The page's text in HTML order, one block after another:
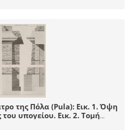
της Πόλα (Pula): Εικ. 1. Όψη
υπογείου. Εικ. 2. Τομή